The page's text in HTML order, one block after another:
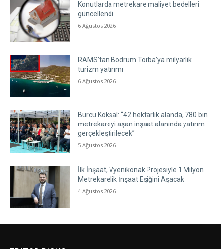
Konutlarda metrekare maliyet bedelleri
güncellendi
6 Ağustos 2026
RAMS’tan Bodrum Torba’ya milyarlık
turizm yatırımı
6 Ağustos 2026
Burcu Köksal: “42 hektarlık alanda, 780 bin
metrekareyi aşan inşaat alanında yatırım
gerçekleştirilecek”
5 Ağustos 2026
İlk İnşaat, Vyenikonak Projesiyle 1 Milyon
Metrekarelik İnşaat Eşiğini Aşacak
4 Ağustos 2026